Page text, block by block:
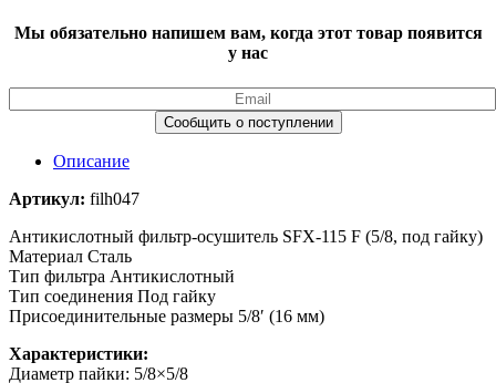
Мы обязательно напишем вам, когда этот товар появится
у нас
Описание
Артикул: filh047
Антикислотный фильтр-осушитель SFX-115 F (5/8, под гайку)
Материал Сталь
Тип фильтра Антикислотный
Тип соединения Под гайку
Присоединительные размеры 5/8′ (16 мм)
Характеристики:
Диаметр пайки: 5/8×5/8